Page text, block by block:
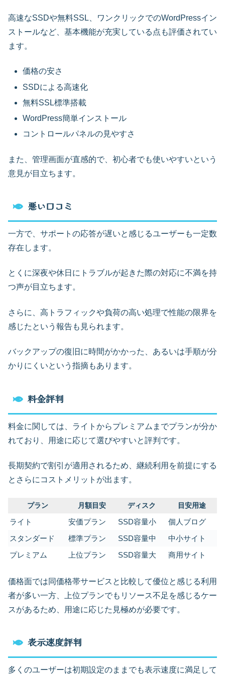
高速なSSDや無料SSL、ワンクリックでのWordPressイン
ストールなど、基本機能が充実している点も評価されてい
ます。
価格の安さ
SSDによる高速化
無料SSL標準搭載
WordPress簡単インストール
コントロールパネルの見やすさ
また、管理画面が直感的で、初心者でも使いやすいという
意見が目立ちます。
悪い口コミ
一方で、サポートの応答が遅いと感じるユーザーも一定数
存在します。
とくに深夜や休日にトラブルが起きた際の対応に不満を持
つ声が目立ちます。
さらに、高トラフィックや負荷の高い処理で性能の限界を
感じたという報告も見られます。
バックアップの復旧に時間がかかった、あるいは手順が分
かりにくいという指摘もあります。
料金評判
料金に関しては、ライトからプレミアムまでプランが分か
れており、用途に応じて選びやすいと評判です。
長期契約で割引が適用されるため、継続利用を前提にする
とさらにコストメリットが出ます。
プラン 月額目安 ディスク 目安用途
ライト 安価プラン SSD容量小
個人ブログ
スタンダード
標準プラン SSD容量中
中小サイト
プレミアム
上位プラン SSD容量大 商用サイト
価格面では同価格帯サービスと比較して優位と感じる利用
者が多い一方、上位プランでもリソース不足を感じるケー
スがあるため、用途に応じた見極めが必要です。
表示速度評判
多くのユーザーは初期設定のままでも表示速度に満足して